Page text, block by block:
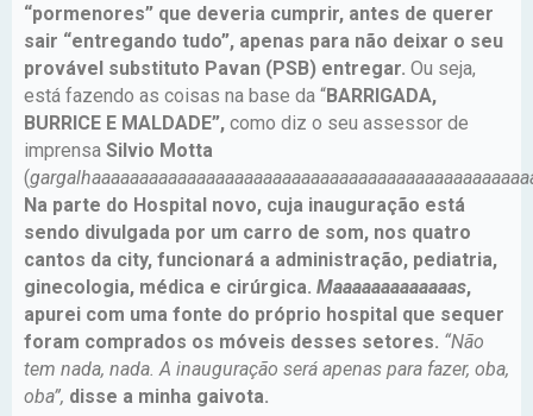
“pormenores” que deveria cumprir, antes de querer
sair “entregando tudo”, apenas para não deixar o seu
provável substituto Pavan (PSB) entregar. Ou seja,
está fazendo as coisas na base da “BARRIGADA,
BURRICE E MALDADE”, como diz o seu assessor de
imprensa Silvio Motta
(
Na parte do Hospital novo, cuja inauguração está
sendo divulgada por um carro de som, nos quatro
cantos da city, funcionará a administração, pediatria,
ginecologia, médica e cirúrgica. Maaaaaaaaaaaaas,
apurei com uma fonte do próprio hospital que sequer
foram comprados os móveis desses setores. “Não
tem nada, nada. A inauguração será apenas para fazer, oba,
oba”, disse a minha gaivota.